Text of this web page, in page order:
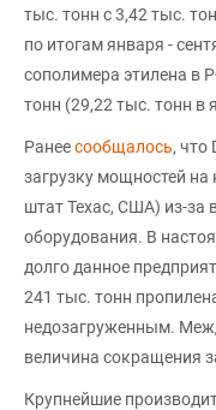
тыс. тонн с 3,42 тыс.
по итогам января -
сополимера этилена в
тонн (29,22 тыс. тонн в
Ранеесообщалось, что
загрузку мощностей на
штат Техас, США) из-за
оборудования. В
долго данное
241 тыс. тонн
недозагруженным.
величина сокращения
Крупнейшие